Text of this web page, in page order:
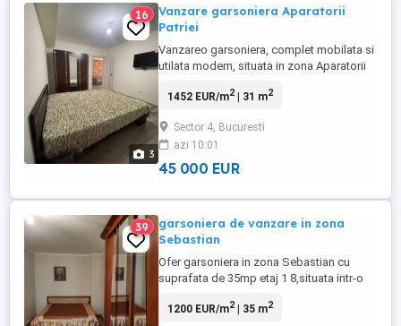
3
16
Vanzare garsoniera Aparatorii
Patriei
Vanzareo garsoniera, complet mobilata si
utilata modern, situata in zona Aparatorii
numai 10 minute distanta fata de gura de
6 cu lift, intr-un imobil nou din anul 2020, si
se intinde pe o suprafata utila de 31 m ...
1452 EUR/m2| 31 m2
Sector 4, Bucuresti
azi 10:01
45 000 EUR
39
garsoniera de vanzare in zona
Sebastian
Ofer garsoniera in zona Sebastian cu
suprafata de 35mp etaj 1 8,situata intr-o
transport,magazine si parcuri,locuinta
1200 EUR/m2| 35 m2